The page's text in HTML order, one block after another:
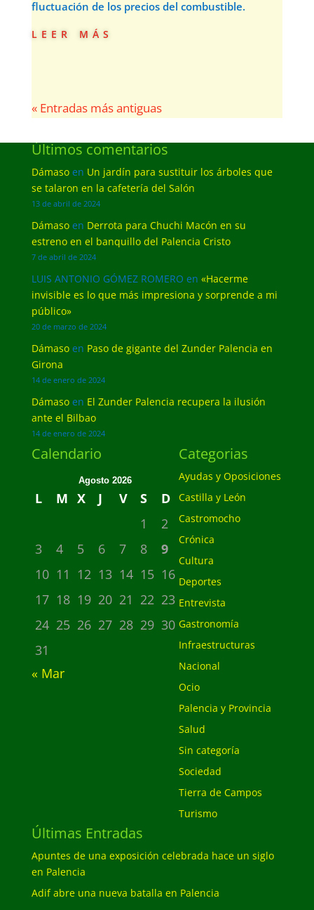
fluctuación de los precios del combustible.
leer más
« Entradas más antiguas
Últimos comentarios
Dámasoen Un jardín para sustituir los árboles que
se talaron en la cafetería del Salón
13 de abril de 2024
Dámasoen Derrota para Chuchi Macón en su
estreno en el banquillo del Palencia Cristo
7 de abril de 2024
LUIS ANTONIO GÓMEZ ROMERO en «Hacerme
invisible es lo que más impresiona y sorprende a mi
público»
20 de marzo de 2024
Dámasoen Paso de gigante del Zunder Palencia en
Girona
14 de enero de 2024
Dámasoen El Zunder Palencia recupera la ilusión
ante el Bilbao
14 de enero de 2024
Calendario
Agosto 2026
L M X J V S
D
1
2
3
4 5 6 7 8
9
10 11 12 13 14 15 16
17 18 19 20 21 22 23
24 25 26 27 28 29 30
31
« Mar
Categorias
Ayudas y Oposiciones
Castilla y León
Castromocho
Crónica
Cultura
Deportes
Entrevista
Gastronomía
Infraestructuras
Nacional
Ocio
Palencia y Provincia
Salud
Sin categoría
Sociedad
Tierra de Campos
Turismo
Últimas Entradas
Apuntes de una exposición celebrada hace un siglo
en Palencia
Adif abre una nueva batalla en Palencia